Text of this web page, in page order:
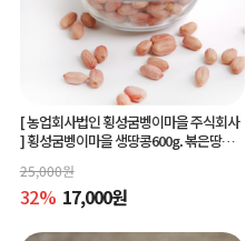
[ 농업회사법인 횡성굼벵이마을 주식회사
]횡성굼벵이마을 생땅콩600g. 볶은땅콩6
25,000원
32% 17,000원